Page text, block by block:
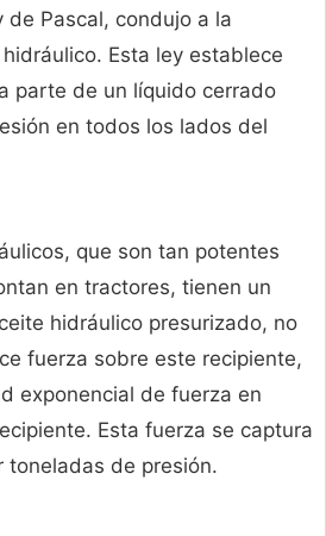
Pascal, condujo a la
Esta ley establece
parte de un líquido cerrado
en todos los lados del
que son tan potentes
en tractores, tienen un
hidráulico presurizado, no
fuerza sobre este recipiente,
exponencial de fuerza en
Esta fuerza se captura
toneladas de presión.